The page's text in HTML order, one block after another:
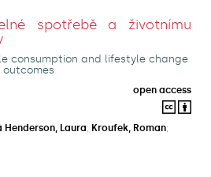
spotřebě a životnímu
consumption and lifestyle change
open access
Laura; Kroufek, Roman;